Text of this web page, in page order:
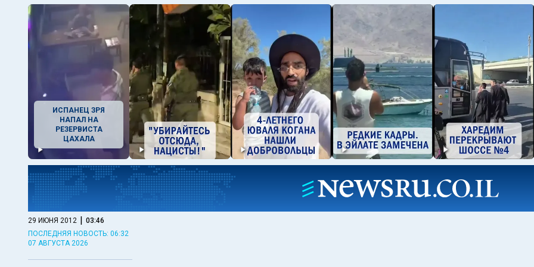
ИСПАНЕЦ ЗРЯ
НАПАЛ НА
РЕЗЕРВИСТА
ЦАХАЛА
29 ИЮНЯ 2012 | 03:46
ПОСЛЕДНЯЯ НОВОСТЬ: 06:32
07 АВГУСТА 2026